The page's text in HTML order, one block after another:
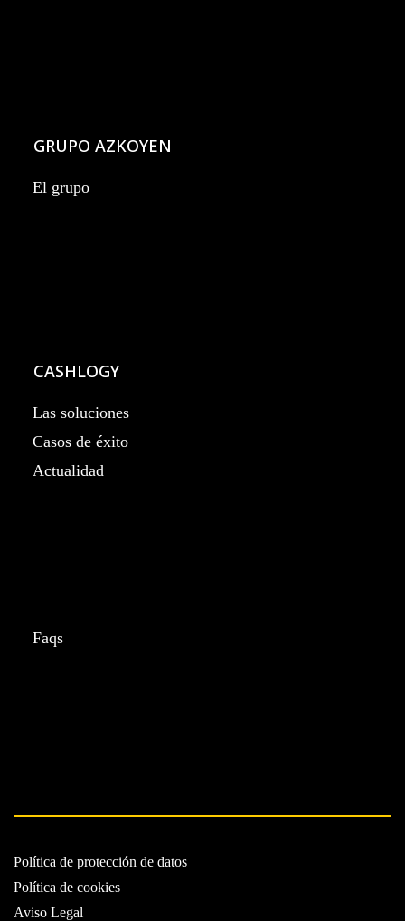
GRUPO AZKOYEN
El grupo
CASHLOGY
Las soluciones
Casos de éxito
Actualidad
Faqs
Política de protección de datos
Política de cookies
Aviso Legal